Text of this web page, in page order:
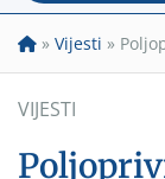
» Vijesti »
VIJESTI